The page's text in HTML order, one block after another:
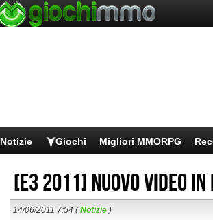
Notizie Giochi Migliori MMORPG
[E3 2011] Nuovo video
14/06/2011 7:54 (Notizie )